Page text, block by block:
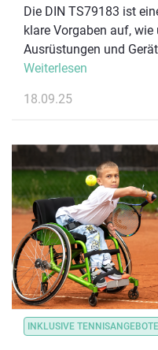
Die DIN TS79183 ist
klare Vorgaben auf,
Ausrüstungen und
Sie gibt einen Leitfaden
Weiterlesen
18.09.25
INKLUSIVE TENNISANGEBOTE